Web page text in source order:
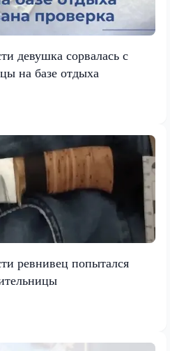
девушка сорвалась с
на базе отдыха
ревнивец попытался